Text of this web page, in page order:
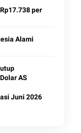
per
Alami
AS
Juni 2026